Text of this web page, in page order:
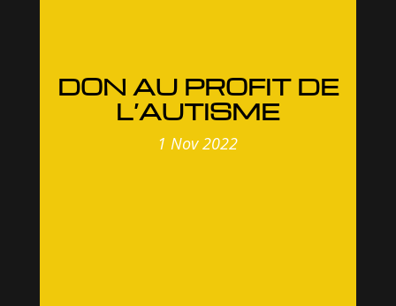
DON AU PROFIT DE
L’AUTISME
1 Nov 2022